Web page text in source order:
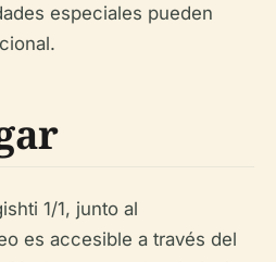
especiales pueden
1/1, junto al
es accesible a través del